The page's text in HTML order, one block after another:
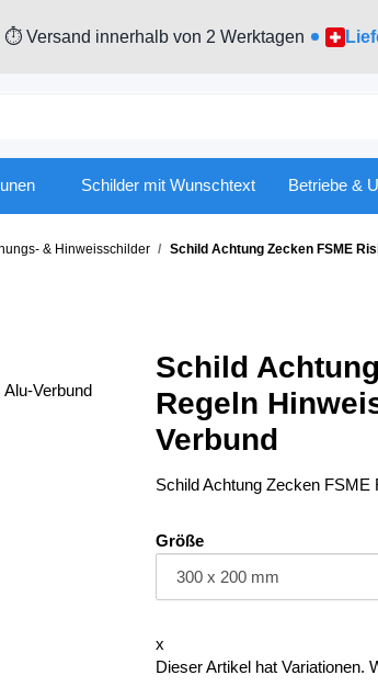
⏱ Versand innerhalb von 2 Werktagen
Schilder mit Wunschtext Betriebe &
& Hinweisschilder Schild Achtung Zecken FSME
Schild
Regeln
Verbund
Schild Achtung Zecken FSME
Größe
x
Dieser Artikel hat Variationen.